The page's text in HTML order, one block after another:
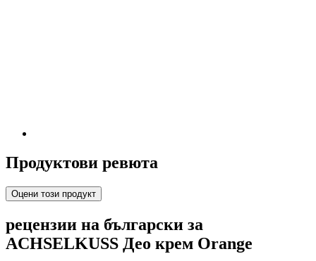
Продуктови ревюта
Оцени този продукт
рецензии на български за
ACHSELKUSS Део крем Orange